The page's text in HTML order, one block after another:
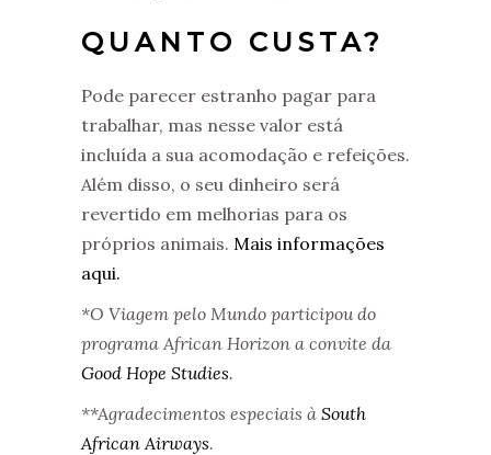
QUANTO CUSTA?
Pode parecer estranho pagar para
trabalhar, mas nesse valor está
incluída a sua acomodação e refeições.
Além disso, o seu dinheiro será
revertido em melhorias para os
próprios animais. Mais informações
aqui.
*O Viagem pelo Mundo participou do
programa African Horizon a convite da
Good Hope Studies.
**Agradecimentos especiais à South
African Airways.